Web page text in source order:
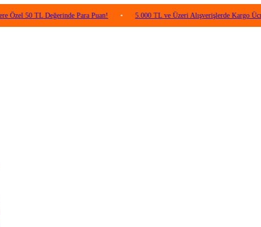
TL Değerinde Para Puan! • 5.000 TL ve Üzeri Alışverişlerde Kargo Ücretsiz!